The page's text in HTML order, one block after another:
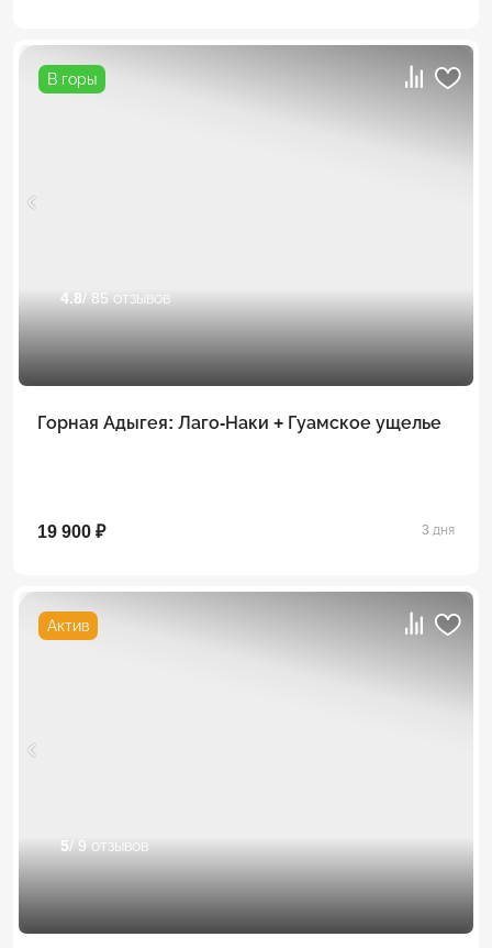
В горы
4.8/ 85 отзывов
Горная Адыгея: Лаго-Наки + Гуамское ущелье
19 900 ₽ 3 дня
Актив
5/ 9 отзывов